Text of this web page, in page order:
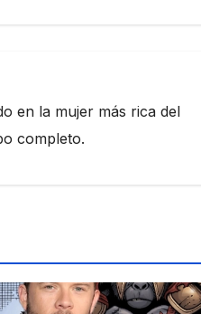
en la mujer más rica del
completo.